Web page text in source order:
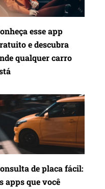
esse app
e descubra
qualquer carro
de placa fácil:
apps que você